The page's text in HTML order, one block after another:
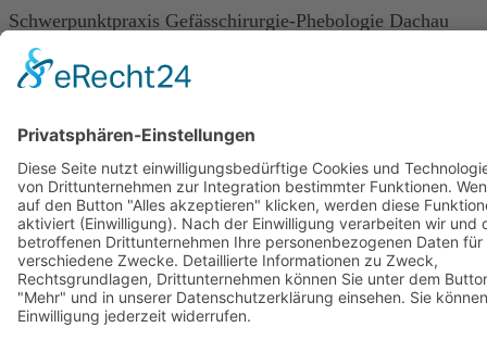
Schwerpunktpraxis Gefässchirurgie-Phebologie Dachau
Dr. med. Jürgen Schreiner
BahnhofCenterDachau
Frühlingstr. 33
Tel 08131 / 61226-00
Fax 08131 / 61226-11
Druckversion dieser Seite